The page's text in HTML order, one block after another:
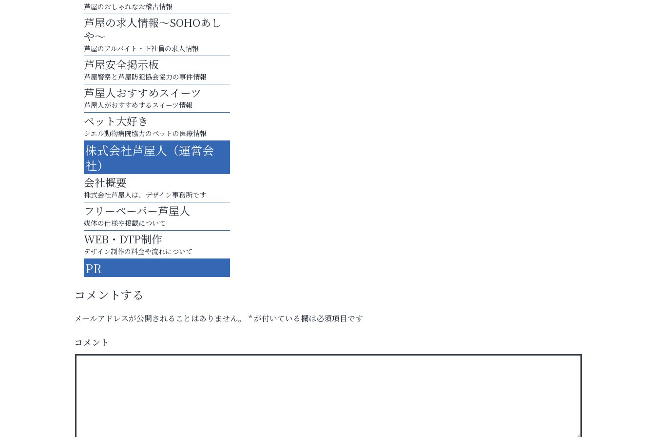
あなたらしく奏でる、音楽の時間
Y-SPIRAL（ワイスパイラル）
運動不足「動かない」を解消しませんか？
南芦屋浜皮膚科クリニック
芦屋のおしゃれなお稽古情報
芦屋の求人情報～SOHOあし
や～
芦屋のアルバイト・正社員の求人情報
芦屋安全掲示板
芦屋警察と芦屋防犯協会協力の事件情報
芦屋人おすすめスイーツ
芦屋人がおすすめするスイーツ情報
ペット大好き
シエル動物病院協力のペットの医療情報
株式会社芦屋人（運営会
社）
会社概要
株式会社芦屋人は、デザイン事務所です
フリーペーパー芦屋人
媒体の仕様や掲載について
WEB・DTP制作
デザイン制作の料金や流れについて
PR
コメントする
メールアドレスが公開されることはありません。 *が付いている欄は必須項目です
コメント